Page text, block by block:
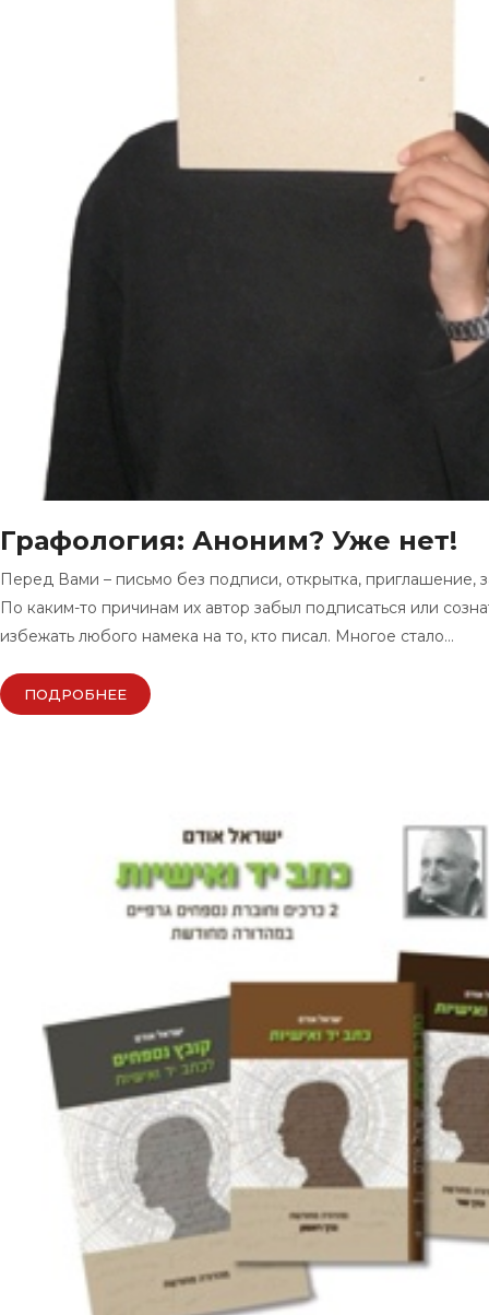
Графология: Аноним? Уже нет!
Перед Вами – письмо без подписи, открытка, приглашение,
По каким-то причинам их автор забыл подписаться или
избежать любого намека на то, кто писал. Многое стало…
ПОДРОБНЕЕ